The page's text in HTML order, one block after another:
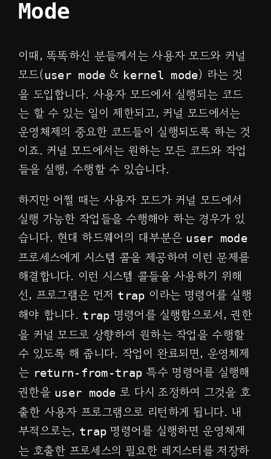
Mode
이때, 똑똑하신 분들께서는 사용자 모드와 커널
모드(user mode & kernel mode) 라는 것
을 도입합니다. 사용자 모드에서 실행되는 코드
는 할 수 있는 일이 제한되고, 커널 모드에서는
운영체제의 중요한 코드들이 실행되도록 하는 것
이죠. 커널 모드에서는 원하는 모든 코드와 작업
들을 실행, 수행할 수 있습니다.
하지만 어쩔 때는 사용자 모드가 커널 모드에서
실행 가능한 작업들을 수행해야 하는 경우가 있
습니다. 현대 하드웨어의 대부분은 user mode
프로세스에게 시스템 콜을 제공하여 이런 문제를
해결합니다. 이런 시스템 콜들을 사용하기 위해
선, 프로그램은 먼저 trap 이라는 명령어를 실행
해야 합니다. trap 명령어를 실행함으로서, 권한
을 커널 모드로 상향하여 원하는 작업을 수행할
수 있도록 해 줍니다. 작업이 완료되면, 운영체제
는 return-from-trap 특수 명령어를 실행해
권한을 user mode 로 다시 조정하여 그것을 호
출한 사용자 프로그램으로 리턴하게 됩니다. 내
부적으로는, trap 명령어를 실행하면 운영체제
는 호출한 프로세스의 필요한 레지스터를 저장하